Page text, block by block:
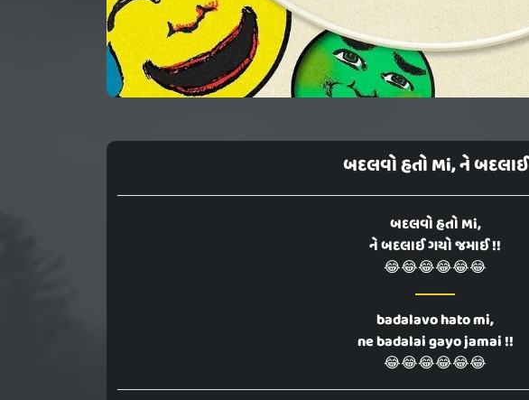
બદલવો હતો Mi, ને બદલાઈ
બદલવો હતો Mi,
ને બદલાઈ ગયો જમાઈ !!
😂😂😂😂😂😂
badalavo hato mi,
ne badalai gayo jamai !!
😂😂😂😂😂😂